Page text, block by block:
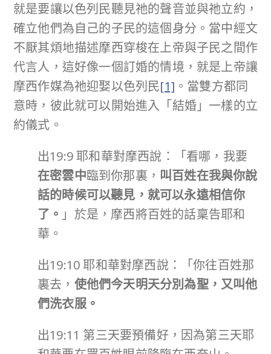
就是要讓以色列民聽見祂的聲音並與祂立約，
確立他們為自己的子民的這個身分。當中經文
不厭其煩地描述摩西穿梭在上帝與子民之間作
代言人，這好像一個訂婚的情境，就是上帝讓
摩西作媒為祂迎娶以色列民[1] 。當雙方都同
意時，彼此就可以開始進入「結婚」一樣的立
約儀式。
出19:9 耶和華對摩西說：「看哪，我要
在密雲中臨到你那裏， 叫百姓在我與你說
話的時候可以聽見，就可以永遠相信你
了。 」於是，摩西將百姓的話稟告耶和
華。
出19:10 耶和華對摩西說：「你往百姓那
裏去， 使他們今天明天分別為聖，又叫他
們洗衣服。
出19:11 第三天要預備好，因為第三天耶